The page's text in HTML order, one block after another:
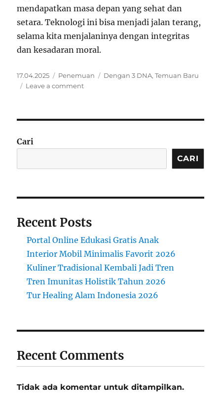
mendapatkan masa depan yang sehat dan
setara. Teknologi ini bisa menjadi jalan terang,
selama kita menjalaninya dengan integritas
dan kesadaran moral.
Posted
on
17.04.2025 Categories
Penemuan Tags
Dengan 3 DNA,Temuan Baru
Leave a commenton
Cari
CARI
Recent Posts
Portal Online Edukasi Gratis Anak
Interior Mobil Minimalis Favorit 2026
Kuliner Tradisional Kembali Jadi Tren
Tren Imunitas Holistik Tahun 2026
Tur Healing Alam Indonesia 2026
Recent Comments
Tidak ada komentar untuk ditampilkan.